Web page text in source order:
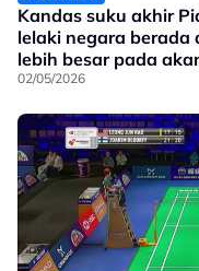
Kandas suku akhir
lelaki negara berada
lebih besar pada
02/05/2026